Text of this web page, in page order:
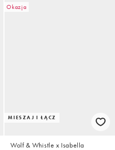
Okazja
MIESZAJ I ŁĄCZ
Wolf & Whistle x Isabella